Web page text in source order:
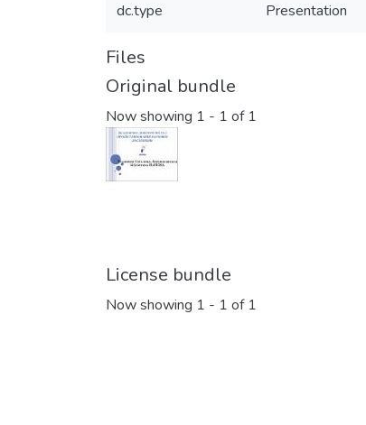
dc.type Presentation
Files
Original bundle
Now showing 1 - 1 of 1
License bundle
Now showing 1 - 1 of 1